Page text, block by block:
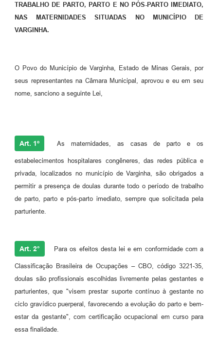
TRABALHO DE PARTO, PARTO E NO PÓS-PARTO IMEDIATO,
NAS MATERNIDADES SITUADAS NO MUNICÍPIO DE
VARGINHA.
O Povo do Município de Varginha, Estado de Minas Gerais, por
seus representantes na Câmara Municipal, aprovou e eu em seu
nome, sanciono a seguinte Lei,
Art. 1º As maternidades, as casas de parto e os
estabelecimentos hospitalares congêneres, das redes pública e
privada, localizados no município de Varginha, são obrigados a
permitir a presença de doulas durante todo o período de trabalho
de parto, parto e pós-parto imediato, sempre que solicitada pela
parturiente.
Art. 2° Para os efeitos desta lei e em conformidade com a
Classificação Brasileira de Ocupações – CBO, código 3221-35,
doulas são profissionais escolhidas livremente pelas gestantes e
parturientes, que "visem prestar suporte contínuo à gestante no
ciclo gravídico puerperal, favorecendo a evolução do parto e bem-
estar da gestante", com certificação ocupacional em curso para
essa finalidade.